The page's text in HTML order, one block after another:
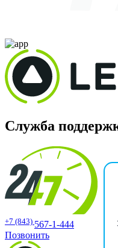
Служба
+7 (843) 567-1-444
Позвонить